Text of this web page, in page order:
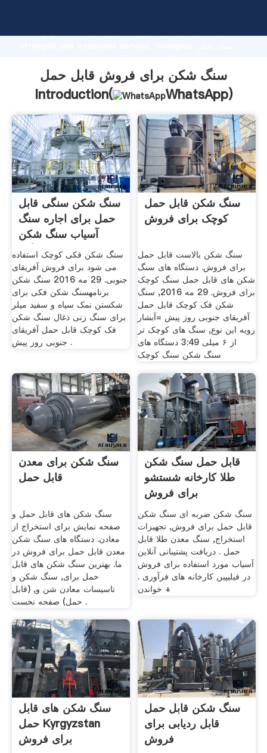
strong production capability, advanced research
bring values to all of customers.
سنگ شکن برای فروش قابل حمل
Introduction(
WhatsApp)
سنگ شکن سنگی قابل
حمل برای اجاره سنگ
آسیاب سنگ شکن
سنگی
سنگ شکن فکی کوچک استفاده
می شود برای فروش آفریقای
جنوبی. 29 مه 2016 سنگ شکن
برنامهسنگ شکن فکی برای
شکستن نمک سیاه و سفید میلر
برای سنگ زنی ذغال سنگ شکن
فک کوچک قابل حمل آفریقای
جنوبی روز پیش .
سنگ شکن قابل حمل
کوچک برای فروش
سنگ شکن بالاست قابل حمل
برای فروش. دستگاه های سنگ
شکن های قابل حمل سنگ کوچک
برای فروش. 29 مه 2016, سنگ
شکن فک کوچک قابل حمل
آفریقای جنوبی روز پیش =آبشار
رویه این نوع, سنگ های کوچک تر
از ۶ میلی 3:49 دستگاه های
سنگ شکن سنگ کوچک
سنگ شکن برای معدن
قابل حمل
سنگ شکن های قابل حمل و
صفحه نمایش برای استخراج از
معادن. دستگاه های سنگ شکن
معدن قابل حمل برای فروش در
ما. بهترین سنگ شکن های قابل
حمل برای, سنگ شکن و
تاسیسات معادن شن و, (قابل
حمل) صفحه نخست .
قابل حمل سنگ شکن
طلا کارخانه شستشو
برای فروش
سنگ شکن ضربه ای سنگ شکن
قابل حمل برای فروش, تجهیزات
استخراج, سنگ معدن طلا قابل
حمل . دریافت پشتیبانی آنلاین
آسیاب مورد استفاده برای فروش
در فیلیپین کارخانه های فرآوری .
خواندن +
سنگ شکن های قابل
حمل Kyrgyzstan
برای فروش
سنگ شکن قابل حمل
قابل ردیابی برای
فروش